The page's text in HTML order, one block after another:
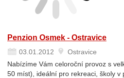
Penzion Osmek - Ostravice
03.01.2012
Ostravice
Nabízíme Vám celoroční provoz s
50 míst), ideální pro rekreaci, školy v